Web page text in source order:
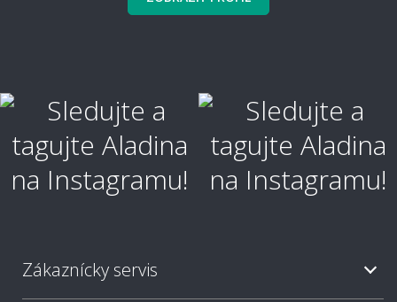
Ako sa koberec čistí a udržuje?
Ako vyčistiť škvrny?
Ako je koberec odolný voči škvrnám?
Aký typ koberca je najjednoduchší na
Zákaznícky servis